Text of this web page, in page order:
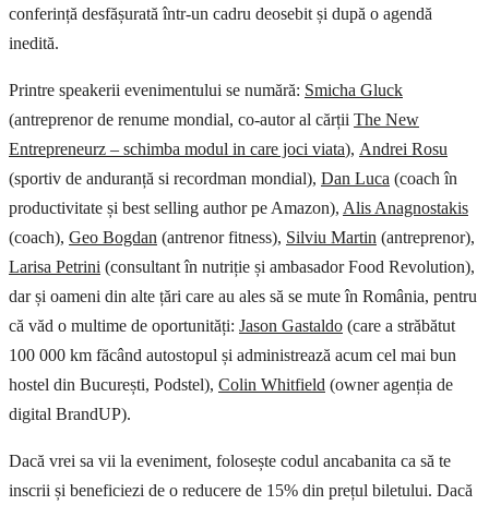
conferință desfășurată într-un cadru deosebit și după o agendă
inedită.
Printre speakerii evenimentului se numără: Smicha Gluck
(antreprenor de renume mondial, co-autor al cărții The New
Entrepreneurz – schimba modul in care joci viata), Andrei Rosu
(sportiv de anduranță si recordman mondial), Dan Luca (coach în
productivitate și best selling author pe Amazon), Alis Anagnostakis
(coach), Geo Bogdan (antrenor fitness), Silviu Martin (antreprenor),
Larisa Petrini (consultant în nutriție și ambasador Food Revolution),
dar și oameni din alte țări care au ales să se mute în România, pentru
că văd o multime de oportunități: Jason Gastaldo (care a străbătut
100 000 km făcând autostopul și administrează acum cel mai bun
hostel din București, Podstel), Colin Whitfield (owner agenția de
digital BrandUP).
Dacă vrei sa vii la eveniment, folosește codul ancabanita ca să te
inscrii și beneficiezi de o reducere de 15% din prețul biletului. Dacă